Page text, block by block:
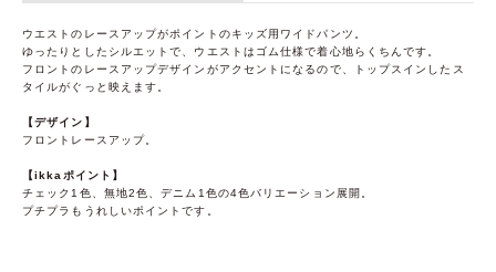
ウエストのレースアップがポイントのキッズ用ワイドパンツ。
ゆったりとしたシルエットで、ウエストはゴム仕様で着心地らくちんです。
フロントのレースアップデザインがアクセントになるので、トップスインしたス
タイルがぐっと映えます。
【デザイン】
フロントレースアップ。
【ikkaポイント】
チェック1色、無地2色、デニム1色の4色バリエーション展開。
プチプラもうれしいポイントです。